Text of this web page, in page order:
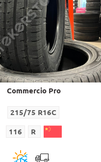
Commercio Pro
215/75 R16C
116 R